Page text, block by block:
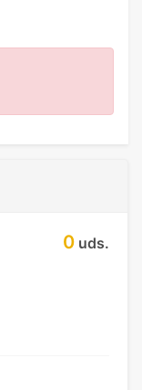
0 uds.